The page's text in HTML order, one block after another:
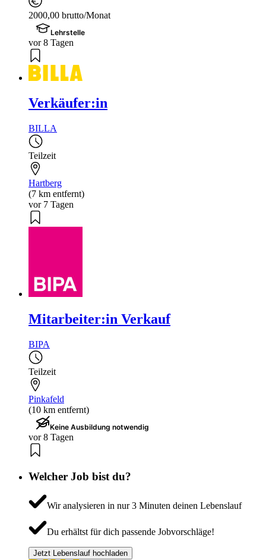
2000,00 brutto/Monat
Lehrstelle
vor 8 Tagen
Verkäufer:in
BILLA
Teilzeit
Hartberg
(7 km entfernt)
vor 7 Tagen
Mitarbeiter:in Verkauf
BIPA
Teilzeit
Pinkafeld
(10 km entfernt)
Keine Ausbildung notwendig
vor 8 Tagen
Welcher Job bist du?
Wir analysieren in nur 3 Minuten deinen Lebenslauf
Du erhältst für dich passende Jobvorschläge!
Jetzt Lebenslauf hochladen